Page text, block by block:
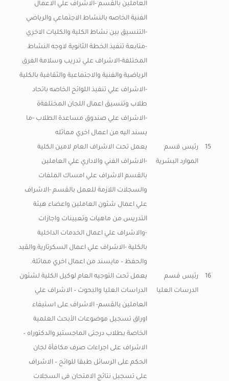
العاملين بالقسم -الاشراف علي الاعمال
الفنية الخاصه بالنشاط الاجتماعي والرياضي
-التنسيق بين نشاط الكلية والكليات الاخري
-متابعة تنفيذ الخطة الثانوية لاوجه النشاط
المختلفة-الاشراف علي تدريب وسلامة الفرق
الرياضية والفنية والاجتماعية والثقافية بالكلية
-الاشراف علي تنفيذ اللوائح الخاصه باتحاد
طلاب وتنسيق اعمال اللجان المختلفةة
-الاشراف علي صندوق مساعدة الطلاب -ما
يسند اليه من اعمال اخري مماثله
15
رئيس قسم
الموارد البشرية
يعمل تحت الاشراف العام لامين الكلية
-الاشراف الفني والاداري علي العاملين
بالقسم الاشراف علي امساك الملفات
والسجلات اللازمة للعمل بالقسم -الاشراف
علي اعمال شئون العاملين واعضاء هيئة
التدريس من ماهيات وتعيينات واجازات
-والاشراف علي اعمال الخدمات الداخلية
بالكلية -الاشراف علي اعمال السكرتارية والقيد
والحفظ – مايسند من اعمال اخري مماثلة.
16
رئيس قسم
الدرسات العليا
يعمل تحت التوجيه العام لوكيل الكلية لشئون
الدراسات العليا والبحوث – الاشراف علي
العاملين بالقسم- الاشراف على استيفاء
اوراق تسجيل موضوعات الأبحث العلمية
الخاصة بطلاب درجتى الماجستير والدكتوراه –
الاشراف على اجراءات صرف مكافأة لجان
الحكم على الرسائل طبقا للوائح – الاشراف
على تسجيل نتائج الامتحان فى السجلات